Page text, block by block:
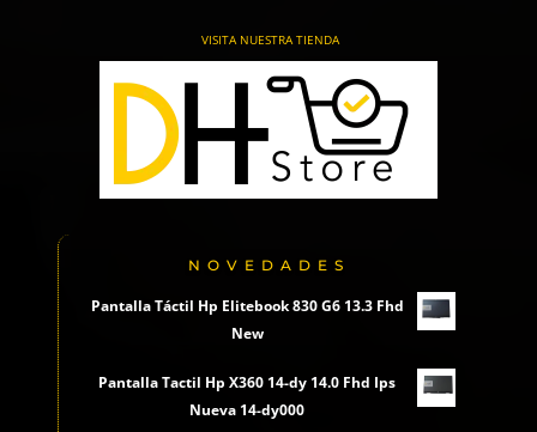
VISITA NUESTRA TIENDA
NOVEDADES
Pantalla Táctil Hp Elitebook 830 G6 13.3 Fhd
New
Pantalla Tactil Hp X360 14-dy 14.0 Fhd Ips
Nueva 14-dy000